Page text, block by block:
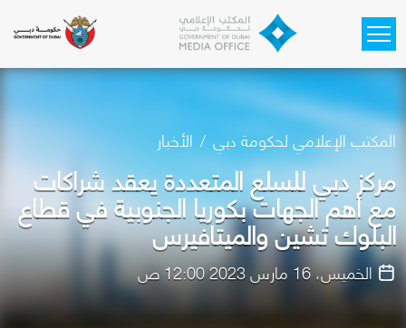
المكتب الإعلامي لحكومة دبي الأخبار
مركز دبي للسلع المتعددة يعقد شراكات
مع أهم الجهات بكوريا الجنوبية في قطاع
البلوك تشين والميتافيرس
الخميس، 16 مارس 2023 12:00 ص